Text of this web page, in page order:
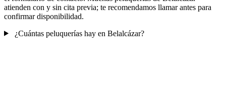
atienden con y sin cita previa; te recomendamos llamar antes para
confirmar disponibilidad.
¿Cuántas peluquerías hay en Belalcázar?